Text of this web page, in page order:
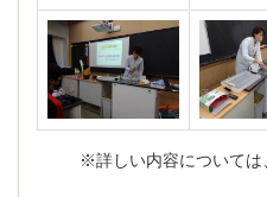
※詳しい内容については